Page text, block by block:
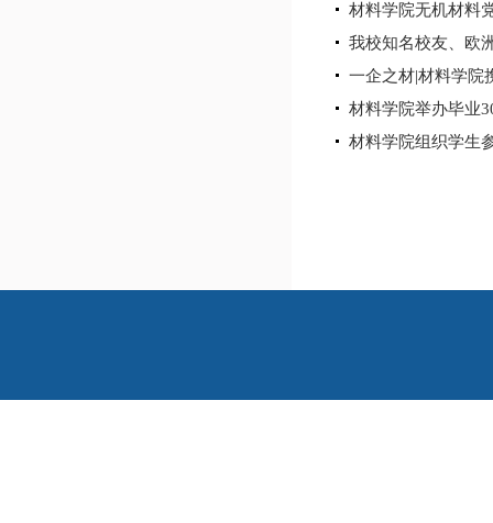
材料学院无机材料
我校知名校友、欧
一企之材|材料学院
材料学院举办毕业
材料学院组织学生